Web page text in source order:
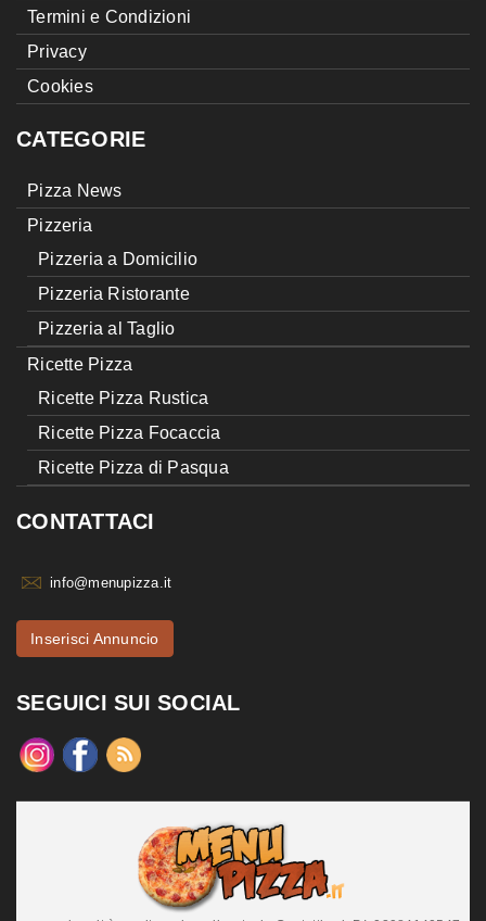
Termini e Condizioni
Privacy
Cookies
CATEGORIE
Pizza News
Pizzeria
Pizzeria a Domicilio
Pizzeria Ristorante
Pizzeria al Taglio
Ricette Pizza
Ricette Pizza Rustica
Ricette Pizza Focaccia
Ricette Pizza di Pasqua
CONTATTACI
info@menupizza.it
Inserisci Annuncio
SEGUICI SUI SOCIAL